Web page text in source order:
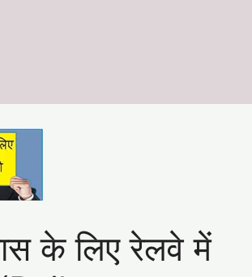
के लिए रेलवे में